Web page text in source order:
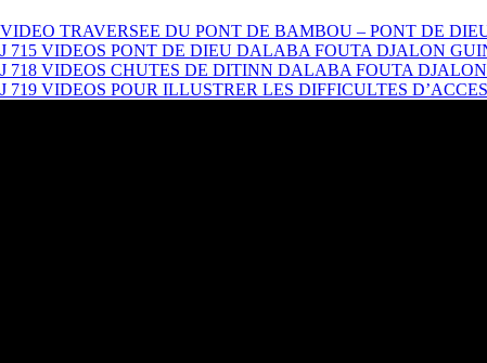
VIDEO TRAVERSEE DU PONT DE BAMBOU – PONT DE
J 715 VIDEOS PONT DE DIEU DALABA FOUTA DJALON
J 718 VIDEOS CHUTES DE DITINN DALABA FOUTA
J 719 VIDEOS POUR ILLUSTRER LES DIFFICULTES